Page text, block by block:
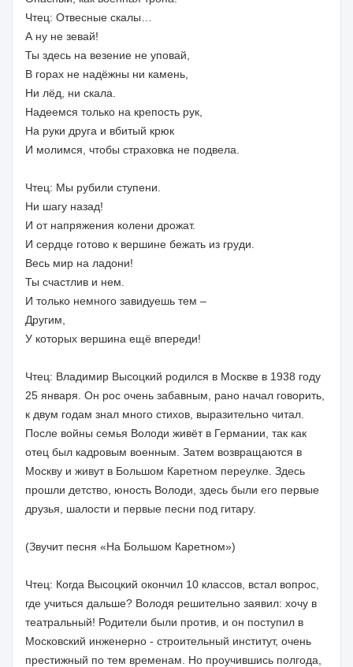
Чтец: Отвесные скалы…
А ну не зевай!
Ты здесь на везение не уповай,
В горах не надёжны ни камень,
Ни лёд, ни скала.
Надеемся только на крепость рук,
На руки друга и вбитый крюк
И молимся, чтобы страховка не подвела.
Чтец: Мы рубили ступени.
Ни шагу назад!
И от напряжения колени дрожат.
И сердце готово к вершине бежать из груди.
Весь мир на ладони!
Ты счастлив и нем.
И только немного завидуешь тем –
Другим,
У которых вершина ещё впереди!
Чтец: Владимир Высоцкий родился в Москве в 1938 году
25 января. Он рос очень забавным, рано начал говорить,
к двум годам знал много стихов, выразительно читал.
После войны семья Володи живёт в Германии, так как
отец был кадровым военным. Затем возвращаются в
Москву и живут в Большом Каретном переулке. Здесь
прошли детство, юность Володи, здесь были его первые
друзья, шалости и первые песни под гитару.
(Звучит песня «На Большом Каретном»)
Чтец: Когда Высоцкий окончил 10 классов, встал вопрос,
где учиться дальше? Володя решительно заявил: хочу в
театральный! Родители были против, и он поступил в
Московский инженерно - строительный институт, очень
престижный по тем временам. Но проучившись полгода,